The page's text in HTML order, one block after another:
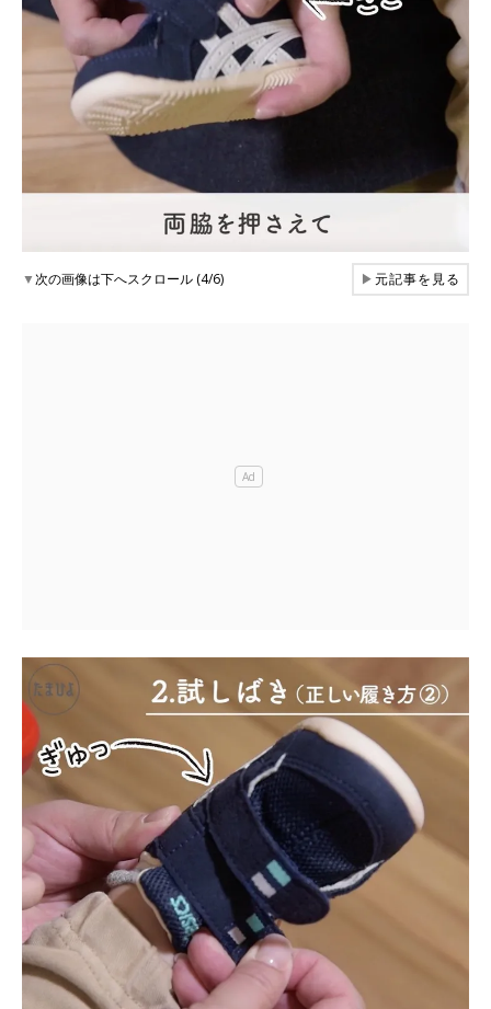
▼次の画像は下へスクロール (4/6) ▶元記事を見る